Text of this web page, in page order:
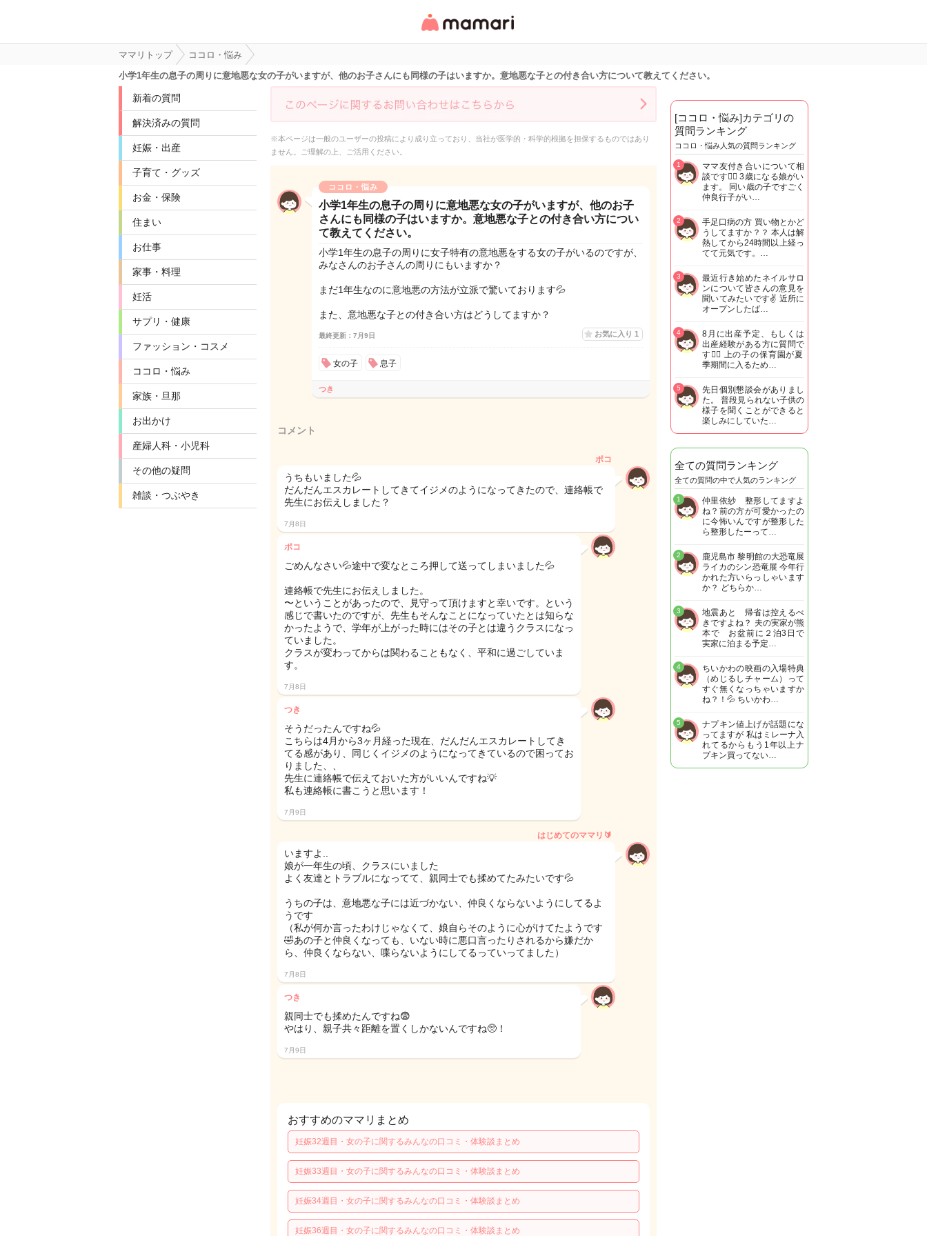
リ・情報サイト
ママリトップ
ココロ・悩み
小学1年生の息子の周りに意地悪な女の子がいますが、他のお子さんにも同様の子はいますか。意地悪な子との付き合い方について教えてください。
新着の質問
解決済みの質問
妊娠・出産
子育て・グッズ
お金・保険
住まい
お仕事
家事・料理
妊活
サプリ・健康
ファッション・コスメ
ココロ・悩み
家族・旦那
お出かけ
産婦人科・小児科
その他の疑問
雑談・つぶやき
※本ページは一般のユーザーの投稿により成り立っており、当社が医学的・科学的根拠を担保するものではあり
ません。ご理解の上、ご活用ください。
ココロ・悩み
小学1年生の息子の周りに意地悪な女の子がいますが、他のお子
さんにも同様の子はいますか。意地悪な子との付き合い方につい
て教えてください。
小学1年生の息子の周りに女子特有の意地悪をする女の子がいるのですが、
みなさんのお子さんの周りにもいますか？
まだ1年生なのに意地悪の方法が立派で驚いております💦
また、意地悪な子との付き合い方はどうしてますか？
最終更新：7月9日 お気に入り 1
女の子 息子
つき
コメント
ポコ
うちもいました💦
だんだんエスカレートしてきてイジメのようになってきたので、連絡帳で
先生にお伝えしました？
7月8日
ポコ
ごめんなさい💦途中で変なところ押して送ってしまいました💦
連絡帳で先生にお伝えしました。
〜ということがあったので、見守って頂けますと幸いです。という
感じで書いたのですが、先生もそんなことになっていたとは知らな
かったようで、学年が上がった時にはその子とは違うクラスになっ
ていました。
クラスが変わってからは関わることもなく、平和に過ごしていま
す。
7月8日
つき
そうだったんですね💦
こちらは4月から3ヶ月経った現在、だんだんエスカレートしてき
てる感があり、同じくイジメのようになってきているので困ってお
りました、、
先生に連絡帳で伝えておいた方がいいんですね💡
私も連絡帳に書こうと思います！
7月9日
はじめてのママリ🔰
いますよ..
娘が一年生の頃、クラスにいました
よく友達とトラブルになってて、親同士でも揉めてたみたいです💦
うちの子は、意地悪な子には近づかない、仲良くならないようにしてるよ
うです
（私が何か言ったわけじゃなくて、娘自らそのように心がけてたようです
🤣あの子と仲良くなっても、いない時に悪口言ったりされるから嫌だか
ら、仲良くならない、喋らないようにしてるっていってました）
7月8日
つき
親同士でも揉めたんですね😨
やはり、親子共々距離を置くしかないんですね🥺！
7月9日
おすすめのママリまとめ
妊娠32週目・女の子に関するみんなの口コミ・体験談まとめ
妊娠33週目・女の子に関するみんなの口コミ・体験談まとめ
妊娠34週目・女の子に関するみんなの口コミ・体験談まとめ
妊娠36週目・女の子に関するみんなの口コミ・体験談まとめ
[ココロ・悩み]カテゴリの
質問ランキング
ココロ・悩み人気の質問ランキング
ママ友付き合いについて相
談です🙇‍♂️ 3歳になる娘がい
ます。 同い歳の子ですごく
仲良行子がい…
1
手足口病の方 買い物とかど
うしてますか？？ 本人は解
熱してから24時間以上経っ
てて元気です。…
2
最近行き始めたネイルサロ
ンについて皆さんの意見を
聞いてみたいです✌️ 近所に
オープンしたば…
3
8月に出産予定、もしくは
出産経験がある方に質問で
す🙋‍♀️ 上の子の保育園が夏
季期間に入るため…
4
先日個別懇談会がありまし
た。 普段見られない子供の
様子を聞くことができると
楽しみにしていた…
5
全ての質問ランキング
全ての質問の中で人気のランキング
仲里依紗 整形してますよ
ね？前の方が可愛かったの
に今怖いんですが整形した
ら整形したーって…
1
鹿児島市 黎明館の大恐竜展
ライカのシン恐竜展 今年行
かれた方いらっしゃいます
か？ どちらか…
2
地震あと 帰省は控えるべ
きですよね？ 夫の実家が熊
本で お盆前に２泊3日で
実家に泊まる予定…
3
ちいかわの映画の入場特典
（めじるしチャーム）って
すぐ無くなっちゃいますか
ね？！💦 ちいかわ…
4
ナプキン値上げが話題にな
ってますが 私はミレーナ入
れてるからもう1年以上ナ
プキン買ってない…
5